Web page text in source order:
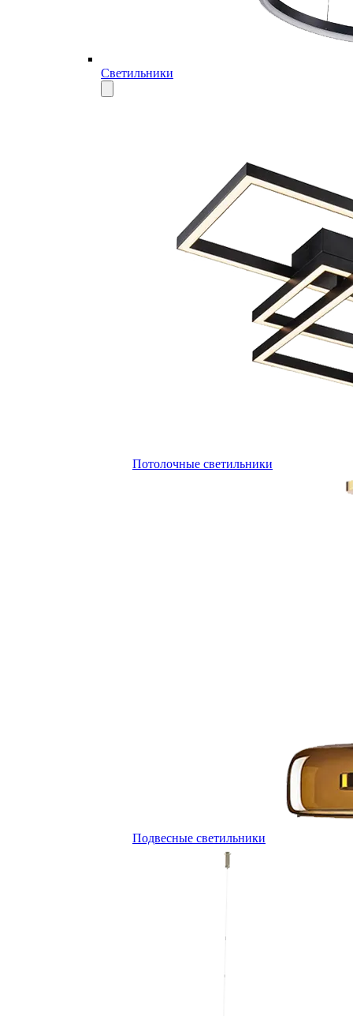
Светильники
Потолочные светильники
Подвесные светильники